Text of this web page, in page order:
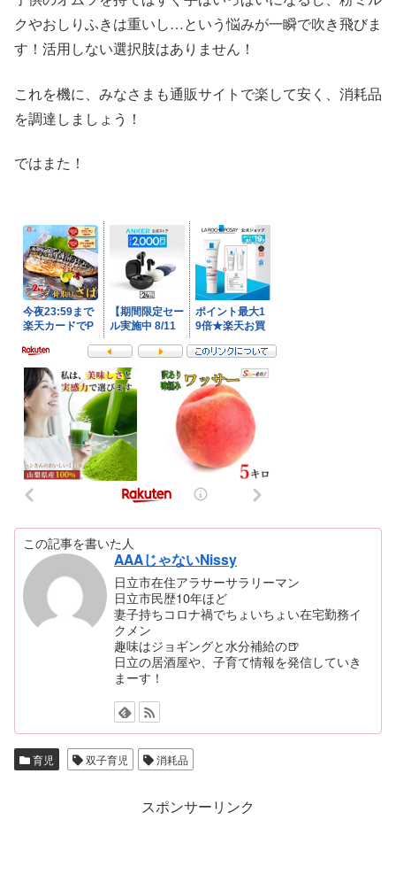
クやおしりふきは重いし…という悩みが一瞬で吹き飛びま
す！活用しない選択肢はありません！
これを機に、みなさまも通販サイトで楽して安く、消耗品
を調達しましょう！
ではまた！
この記事を書いた人
AAAじゃないNissy
日立市在住アラサーサラリーマン
日立市民歴10年ほど
妻子持ちコロナ禍でちょいちょい在宅勤務イ
クメン
趣味はジョギングと水分補給の🍺
日立の居酒屋や、子育て情報を発信していき
まーす！
育児 双子育児 消耗品
スポンサーリンク